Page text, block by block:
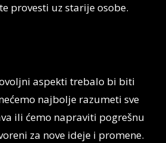
provesti uz starije osobe.
aspekti trebalo bi biti
najbolje razumeti sve
ili ćemo napraviti pogrešnu
za nove ideje i promene.